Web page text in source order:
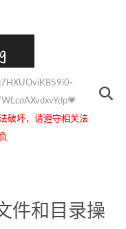
破坏，请遵守相关法
件和目录操